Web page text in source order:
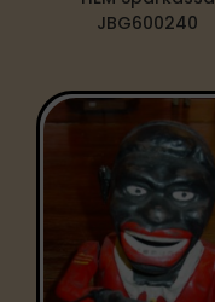
JBG600240